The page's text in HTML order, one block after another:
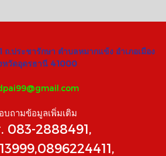
ถ.ประชารักษา ตำบลหมากแข้ง อำเภอเมือง
หวัดอุดรธานี 41000
บถามข้อมูลเพิ่มเติม
083-2888491,